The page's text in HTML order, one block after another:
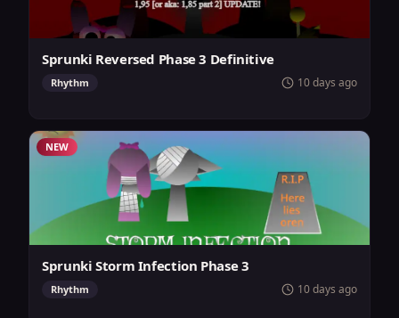
Sprunki Reversed Phase 3 Definitive
Rhythm 10 days ago
NEW
Sprunki Storm Infection Phase 3
Rhythm 10 days ago